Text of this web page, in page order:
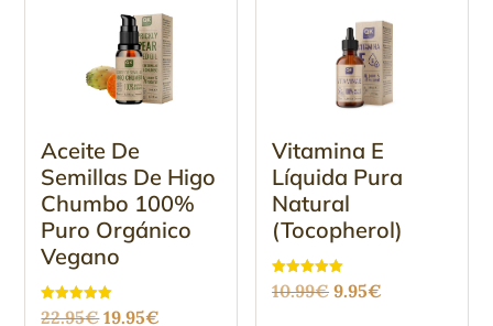
Aceite De
Semillas De Higo
Chumbo 100%
Puro Orgánico
Vegano
Valorado
22.95€El
19.95€
Vitamina E
Líquida Pura
Natural
(Tocopherol)
Valorado
con
10.99€ El
9.95€